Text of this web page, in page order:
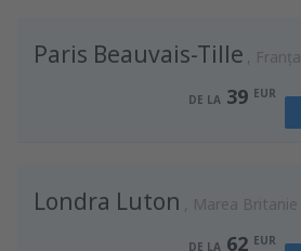
Paris Beauvais-Tille Franţa
DE LA 39 EUR
DE LA 52 EUR
Londra Luton Marea Britanie
DE LA 62 EUR